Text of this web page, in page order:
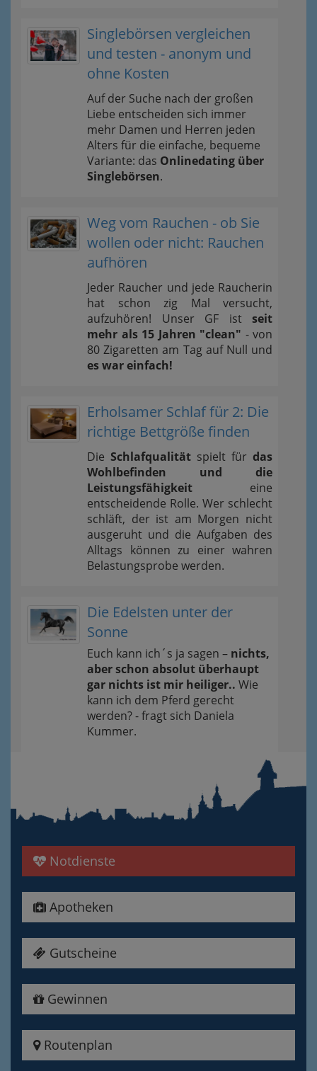
Singlebörsen vergleichen
und testen - anonym und
ohne Kosten
Auf der Suche nach der großen
Liebe entscheiden sich immer
mehr Damen und Herren jeden
Alters für die einfache, bequeme
Variante: das Onlinedating über
Singlebörsen.
Weg vom Rauchen - ob Sie
wollen oder nicht: Rauchen
aufhören
Jeder Raucher und jede Raucherin
hat schon zig Mal versucht,
aufzuhören! Unser GF ist seit
mehr als 15 Jahren "clean" - von
80 Zigaretten am Tag auf Null und
es war einfach!
Erholsamer Schlaf für 2: Die
richtige Bettgröße finden
Die Schlafqualität spielt für das
Wohlbefinden und die
Leistungsfähigkeit eine
entscheidende Rolle. Wer schlecht
schläft, der ist am Morgen nicht
ausgeruht und die Aufgaben des
Alltags können zu einer wahren
Belastungsprobe werden.
Die Edelsten unter der
Sonne
Euch kann ich´s ja sagen – nichts,
aber schon absolut überhaupt
gar nichts ist mir heiliger.. Wie
kann ich dem Pferd gerecht
werden? - fragt sich Daniela
Kummer.
Notdienste
Apotheken
Gutscheine
Gewinnen
Routenplan